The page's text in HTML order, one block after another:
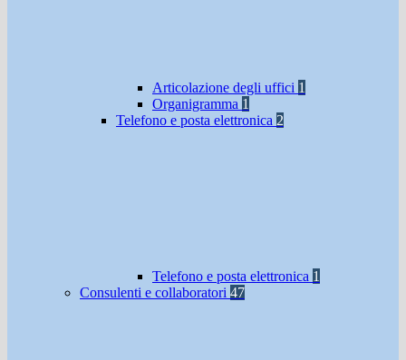
Articolazione degli uffici 1
Organigramma 1
Telefono e posta elettronica 2
Telefono e posta elettronica 1
Consulenti e collaboratori 47